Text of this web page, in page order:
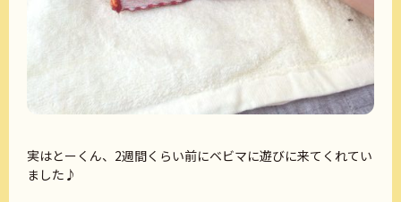
実はとーくん、2週間くらい前にベビマに遊びに来てくれてい
ました♪